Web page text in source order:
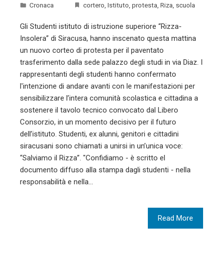
Cronaca cortero Istituto protesta Riza scuola
Gli Studenti istituto di istruzione superiore “Rizza-
Insolera” di Siracusa, hanno inscenato questa mattina
un nuovo corteo di protesta per il paventato
trasferimento dalla sede palazzo degli studi in via Diaz. I
rappresentanti degli studenti hanno confermato
l'intenzione di andare avanti con le manifestazioni per
sensibilizzare l’intera comunità scolastica e cittadina a
sostenere il tavolo tecnico convocato dal Libero
Consorzio, in un momento decisivo per il futuro
dell’istituto. Studenti, ex alunni, genitori e cittadini
siracusani sono chiamati a unirsi in un’unica voce:
“Salviamo il Rizza”. "Confidiamo - è scritto el
documento diffuso alla stampa dagli studenti - nella
responsabilità e nella…
Read More